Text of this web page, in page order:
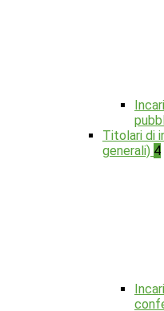
Titolari di
generali) 4